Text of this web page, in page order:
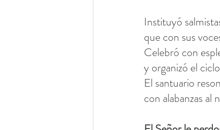
Instituyó
que con sus
Celebró con
y organizó el
El santuario
con alabanzas al